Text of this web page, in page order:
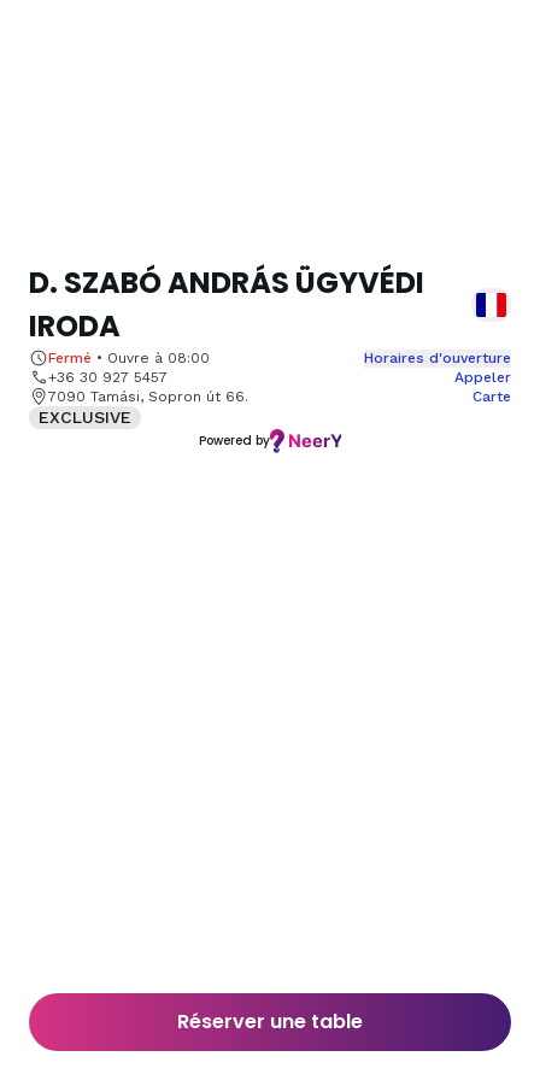
D. SZABÓ ANDRÁS ÜGYVÉDI
IRODA
Fermé • Ouvre à 08:00
Horaires d'ouverture
+36 30 927 5457
Appeler
7090 Tamási, Sopron út 66.
Carte
EXCLUSIVE
Powered by
Réserver une table